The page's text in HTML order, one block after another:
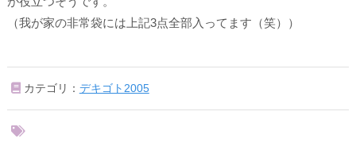
（我が家の非常袋には上記3点全部入ってます（笑））
カテゴリ： デキゴト2005